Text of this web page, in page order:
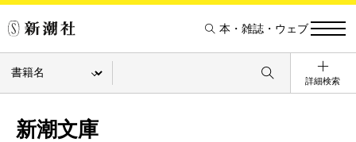
本・雑誌・ウェブ
詳細検索
新潮文庫